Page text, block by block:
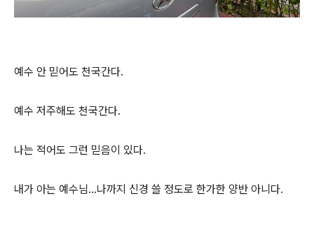
예수 안 믿어도 천국간다.
예수 저주해도 천국간다.
나는 적어도 그런 믿음이 있다.
내가 아는 예수님...나까지 신경 쓸 정도로 한가한 양반 아니다.